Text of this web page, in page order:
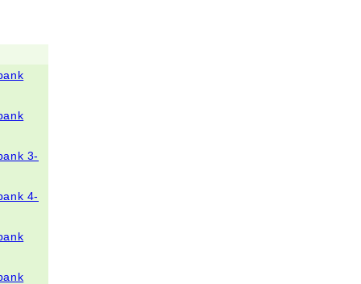
3-
4-